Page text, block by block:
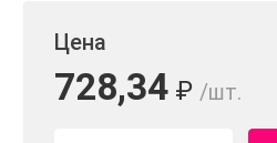
Цена
728,34 ₽ /шт.